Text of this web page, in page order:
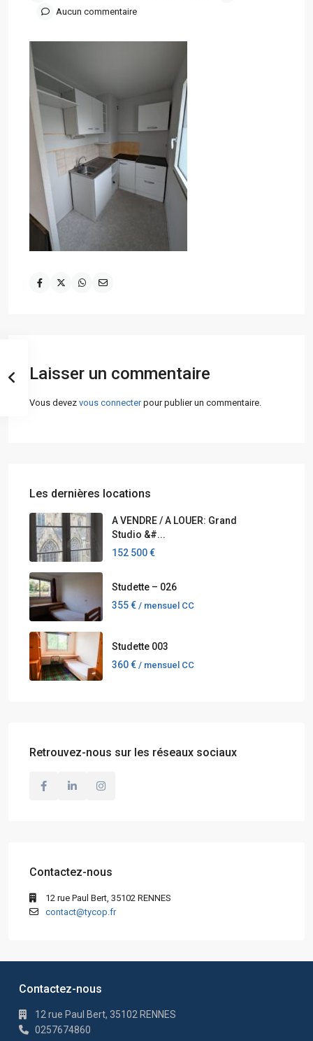
Aucun commentaire
Laisser un commentaire
Vous devez vous connecterpour publier un commentaire.
Les dernières locations
A VENDRE / A LOUER: Grand
Studio &#...
152 500 €
Studette – 026
355 € / mensuel CC
Studette 003
360 € / mensuel CC
Retrouvez-nous sur les réseaux sociaux
Contactez-nous
12 rue Paul Bert, 35102 RENNES
contact@tycop.fr
Contactez-nous
12 rue Paul Bert, 35102 RENNES
0257674860